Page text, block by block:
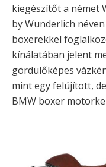
kiegészítőt a német
by Wunderlich
boxerekkel
kínálatában jelent
gördülőképes
mint egy felújított,
BMW boxer